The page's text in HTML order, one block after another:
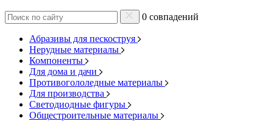
0 совпадений
Абразивы для пескоструя
Нерудные материалы
Компоненты
Для дома и дачи
Противогололедные материалы
Для производства
Светодиодные фигуры
Общестроительные материалы